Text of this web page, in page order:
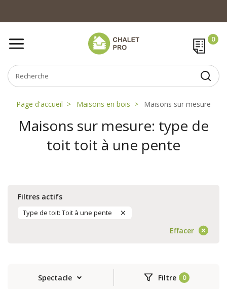
Page d'accueil Maisons en bois Maisons sur mesure
Maisons sur mesure: type de
toit toit à une pente
Filtres actifs
Type de toit: Toit à une pente
Effacer
Spectacle Filtre